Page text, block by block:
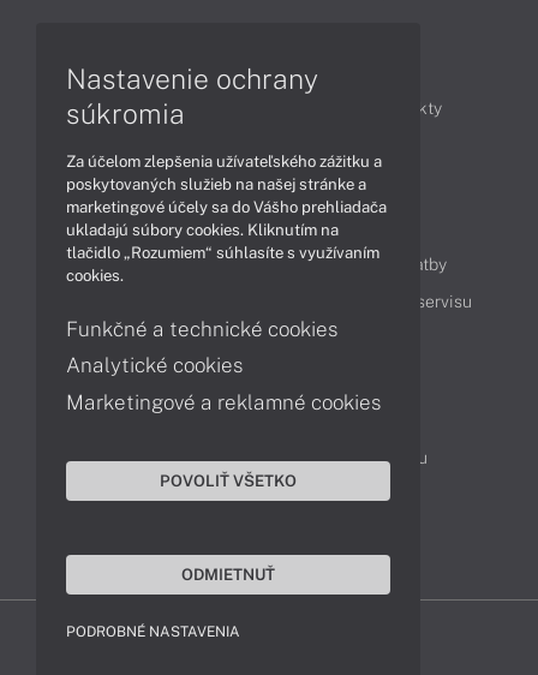
Články
Obchodné informácie
Produkty
Obsah
Ako nakupovať
Možnosti doručenia a platby
Cenník servisu
Kontakty
Servisné oddelenie
Reklamácia tovaru
Nastavenie ochrany
súkromia
Za účelom zlepšenia užívateľského zážitku a
poskytovaných služieb na našej stránke a
marketingové účely sa do Vášho prehliadača
ukladajú súbory cookies. Kliknutím na
tlačidlo „Rozumiem“ súhlasíte s využívaním
cookies.
Funkčné a technické cookies
Analytické cookies
Marketingové a reklamné cookies
POVOLIŤ VŠETKO
ODMIETNUŤ
PODROBNÉ NASTAVENIA